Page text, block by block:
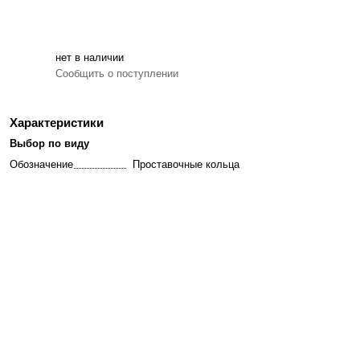
нет в наличии
Сообщить о поступлении
Характеристики
Выбор по виду
Обозначение
Проставочные кольца